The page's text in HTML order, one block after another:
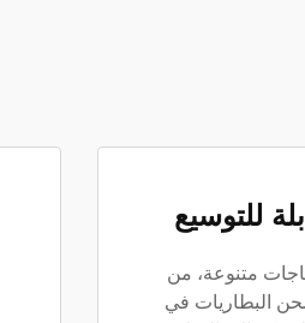
للتوسيع
متنوعة، من
البطاريات في